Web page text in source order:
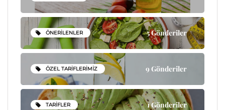
ÖNERILENLER 5 Gönderiler
ÖZEL TARIFLERIMIZ 9 Gönderiler
TARIFLER 1 Gönderiler